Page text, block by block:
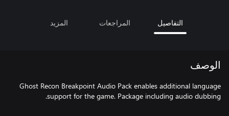
التفاصيل المراجعات المزيد
الوصف
Ghost Recon Breakpoint Audio Pack enables additional language
support for the game. Package including audio dubbing.